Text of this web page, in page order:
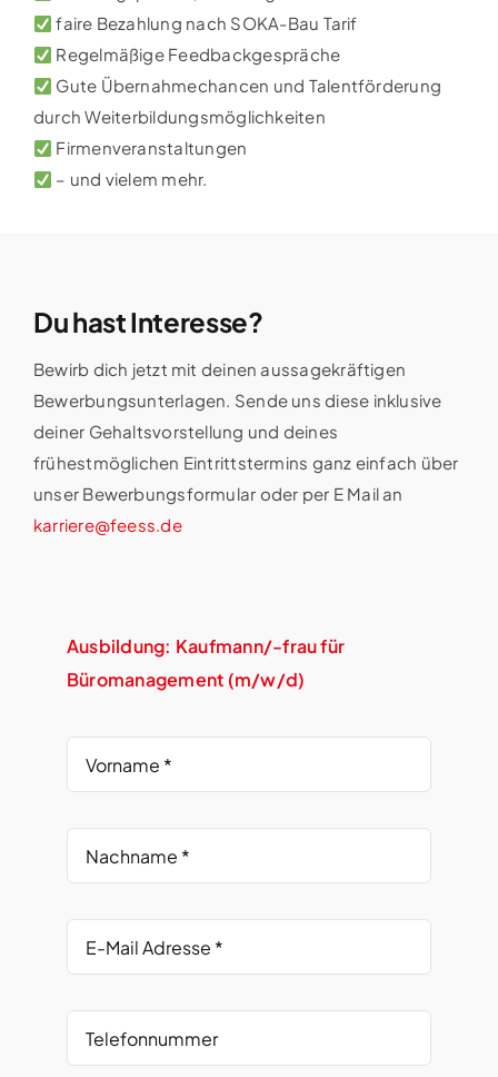
faire Bezahlung nach SOKA-Bau Tarif
Regelmäßige Feedbackgespräche
Gute Übernahmechancen und Talentförderung
durch Weiterbildungsmöglichkeiten
Firmenveranstaltungen
– und vielem mehr.
Du hast Interesse?
Bewirb dich jetzt mit deinen aussagekräftigen
Bewerbungsunterlagen. Sende uns diese inklusive
deiner Gehaltsvorstellung und deines
frühestmöglichen Eintrittstermins ganz einfach über
unser Bewerbungsformular oder per E Mail an
karriere@feess.de
Ausbildung: Kaufmann/-frau für
Büromanagement (m/w/d)